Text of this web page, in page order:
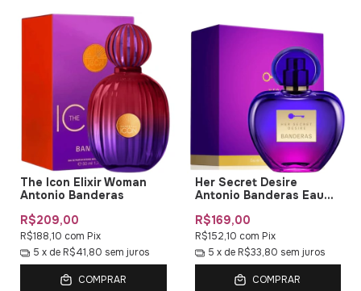
The Icon Elixir Woman
Antonio Banderas
R$209,00
R$188,10 com Pix
5 x de R$41,80 sem juros
COMPRAR
Her Secret Desire
Antonio Banderas Eau
R$169,00
R$152,10 com Pix
5 x de R$33,80 sem juros
COMPRAR